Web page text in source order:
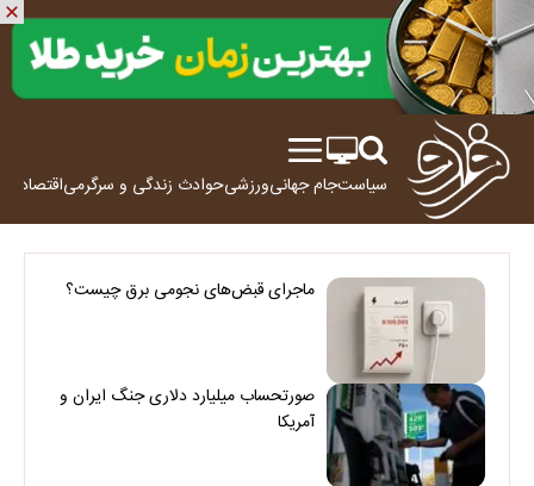
سیاستجام جهانیورزشیحوادث زندگی و سرگرمیاقتصاد
ماجرای قبض‌های نجومی برق چیست؟
صورتحساب میلیارد دلاری جنگ ایران و
آمریکا